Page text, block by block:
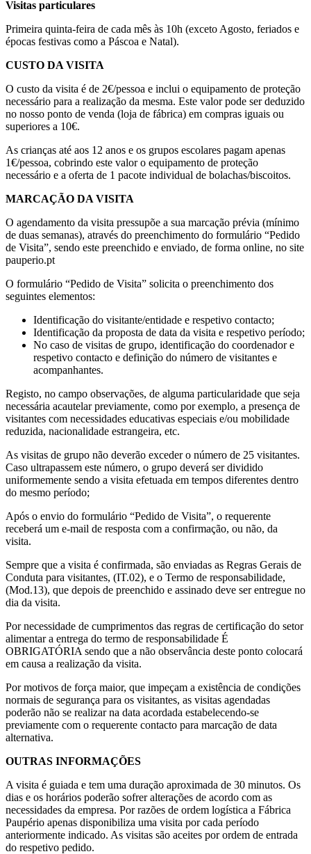
Visitas particulares
Primeira quinta-feira de cada mês às 10h (exceto Agosto, feriados e
épocas festivas como a Páscoa e Natal).
CUSTO DA VISITA
O custo da visita é de 2€/pessoa e inclui o equipamento de proteção
necessário para a realização da mesma. Este valor pode ser deduzido
no nosso ponto de venda (loja de fábrica) em compras iguais ou
superiores a 10€.
As crianças até aos 12 anos e os grupos escolares pagam apenas
1€/pessoa, cobrindo este valor o equipamento de proteção
necessário e a oferta de 1 pacote individual de bolachas/biscoitos.
MARCAÇÃO DA VISITA
O agendamento da visita pressupõe a sua marcação prévia (mínimo
de duas semanas), através do preenchimento do formulário “Pedido
de Visita”, sendo este preenchido e enviado, de forma online, no site
pauperio.pt
O formulário “Pedido de Visita” solicita o preenchimento dos
seguintes elementos:
Identificação do visitante/entidade e respetivo contacto;
Identificação da proposta de data da visita e respetivo período;
No caso de visitas de grupo, identificação do coordenador e
respetivo contacto e definição do número de visitantes e
acompanhantes.
Registo, no campo observações, de alguma particularidade que seja
necessária acautelar previamente, como por exemplo, a presença de
visitantes com necessidades educativas especiais e/ou mobilidade
reduzida, nacionalidade estrangeira, etc.
As visitas de grupo não deverão exceder o número de 25 visitantes.
Caso ultrapassem este número, o grupo deverá ser dividido
uniformemente sendo a visita efetuada em tempos diferentes dentro
do mesmo período;
Após o envio do formulário “Pedido de Visita”, o requerente
receberá um e-mail de resposta com a confirmação, ou não, da
visita.
Sempre que a visita é confirmada, são enviadas as Regras Gerais de
Conduta para visitantes, (IT.02), e o Termo de responsabilidade,
(Mod.13), que depois de preenchido e assinado deve ser entregue no
dia da visita.
Por necessidade de cumprimentos das regras de certificação do setor
alimentar a entrega do termo de responsabilidade É
OBRIGATÓRIA sendo que a não observância deste ponto colocará
em causa a realização da visita.
Por motivos de força maior, que impeçam a existência de condições
normais de segurança para os visitantes, as visitas agendadas
poderão não se realizar na data acordada estabelecendo-se
previamente com o requerente contacto para marcação de data
alternativa.
OUTRAS INFORMAÇÕES
A visita é guiada e tem uma duração aproximada de 30 minutos. Os
dias e os horários poderão sofrer alterações de acordo com as
necessidades da empresa. Por razões de ordem logística a Fábrica
Paupério apenas disponibiliza uma visita por cada período
anteriormente indicado. As visitas são aceites por ordem de entrada
do respetivo pedido.